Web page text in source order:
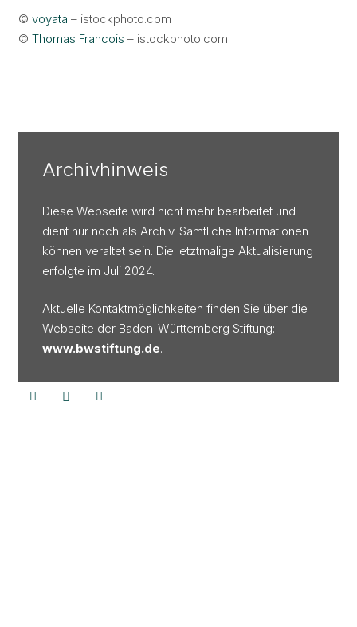
© voyata – istockphoto.com
© Thomas Francois – istockphoto.com
Archivhinweis
Diese Webseite wird nicht mehr bearbeitet und
dient nur noch als Archiv. Sämtliche Informationen
können veraltet sein. Die letztmalige Aktualisierung
erfolgte im Juli 2024.
Aktuelle Kontaktmöglichkeiten finden Sie über die
Webseite der Baden-Württemberg Stiftung:
www.bwstiftung.de.